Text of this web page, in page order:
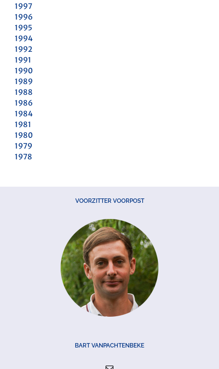
1997
1996
1995
1994
1992
1991
1990
1989
1988
1986
1984
1981
1980
1979
1978
VOORZITTER VOORPOST
BART VANPACHTENBEKE